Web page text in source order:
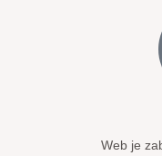
Web je